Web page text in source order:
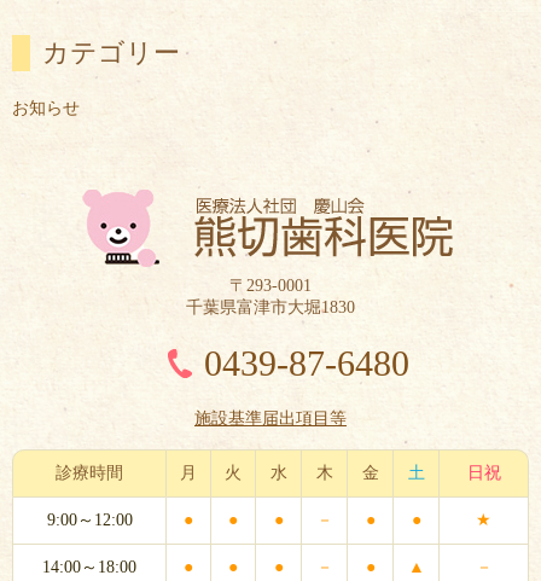
カテゴリー
お知らせ
〒293-0001
千葉県富津市大堀1830
0439-87-6480
施設基準届出項目等
診療時間 月 火 水 木 金 土 日祝
9:00～12:00 ● ● ● － ● ● ★
14:00～18:00 ● ● ● － ● ▲ －